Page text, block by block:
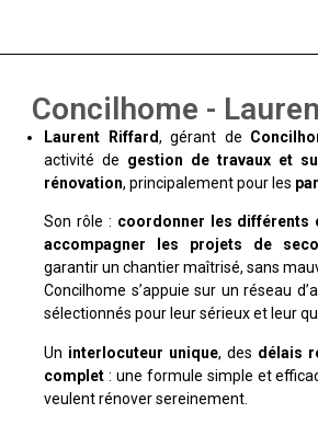
Concilhome -
Laurent Riffard, gérant de
activité de gestion de travaux et
rénovation, principalement pour les
Son rôle : coordonner les différents
accompagner les projets de
garantir un chantier maîtrisé, sans
Concilhome s’appuie sur un réseau
sélectionnés pour leur sérieux et leur
Un interlocuteur unique, des délais
complet : une formule simple et
veulent rénover sereinement.